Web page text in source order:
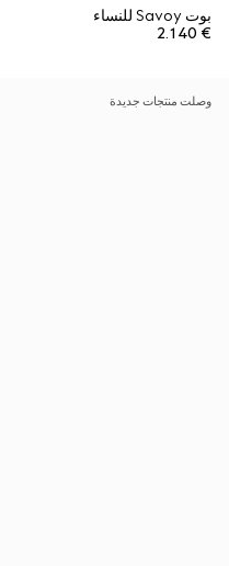
بوت Savoy للنساء
€ 2.140
وصلت منتجات جديدة